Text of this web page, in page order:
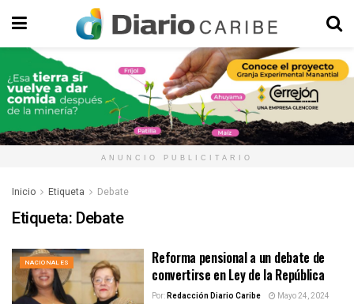
ANUNCIO PUBLICITARIO
Inicio Etiqueta Debate
Etiqueta: Debate
NACIONALES
Reforma pensional a un debate de
convertirse en Ley de la República
Por:Redacción Diario Caribe Mayo 24, 2024